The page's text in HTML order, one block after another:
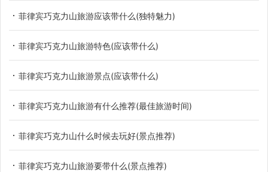
菲律宾巧克力山旅游应该带什么(独特魅力)
菲律宾巧克力山旅游特色(应该带什么)
菲律宾巧克力山旅游景点(应该带什么)
菲律宾巧克力山旅游有什么推荐(最佳旅游时间)
菲律宾巧克力山什么时候去玩好(景点推荐)
菲律宾巧克力山旅游要带什么(景点推荐)